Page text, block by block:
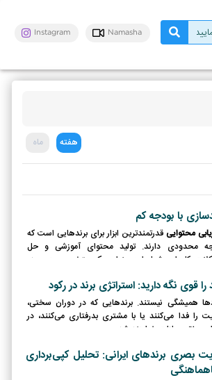
Instagram Namasha
هفته ماه
با بودجه کم
محتوایی قدرتمندترین ابزار برای برندهایی است که
محدودی دارند. تولید محتوای آموزشی و حل
کاربران، شما را به عنوان یک متخصص در حوزه
را قوی نگه دارید: استراتژی برند در رکود
همیشگی نیستند. برندهایی که در دوران سختی،
را فدا می‌کنند یا با مشتری بدرفتاری می‌کنند، در
رونق مجازات خواهند شد.
بصری برندهای ایرانی: تحلیل کپی‌برداری